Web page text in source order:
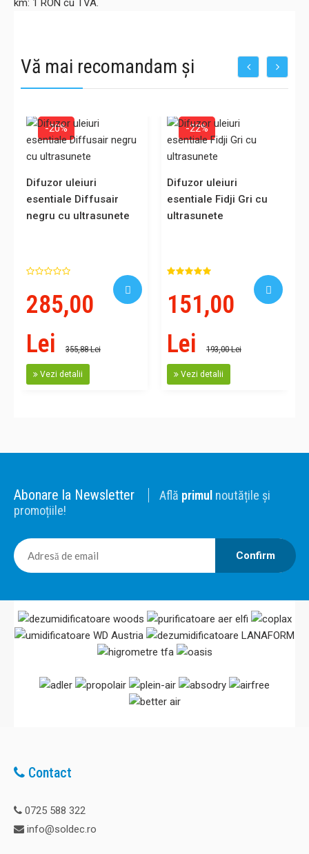
km: 1 RON cu TVA.
Vă mai recomandam și
-20%
Difuzor uleiuri
esentiale Diffusair
negru cu ultrasunete
285,00
Lei
355,88 Lei
Vezi detalii
-22%
Difuzor uleiuri
esentiale Fidji Gri cu
ultrasunete
151,00
Lei
193,00 Lei
Vezi detalii
Abonare la Newsletter Află primul noutățile și
promoțiile!
Confirm
Contact
0725 588 322
info@soldec.ro